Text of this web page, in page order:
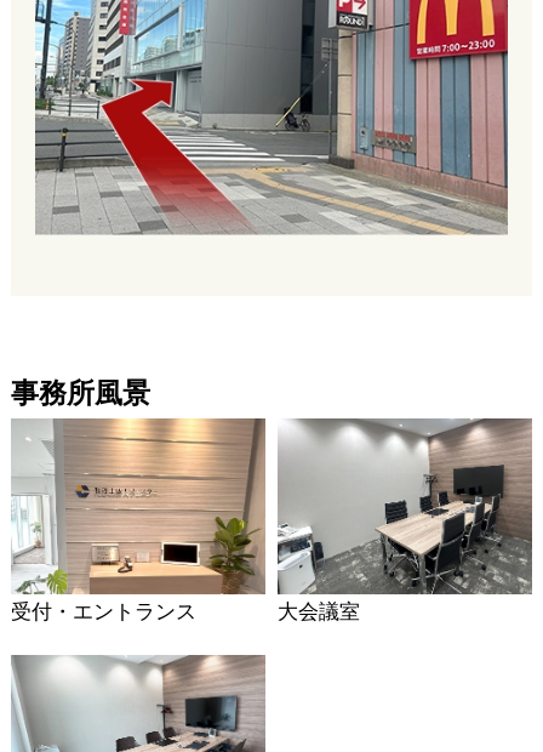
事務所風景
受付・エントランス 大会議室